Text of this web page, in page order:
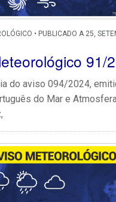
• PUBLICADO A 25,
91/
do aviso 094/2024,
do Mar e